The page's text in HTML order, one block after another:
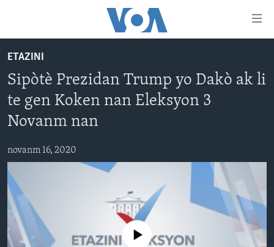
to
main
content
to
Navigation
Skip
to
Search
LÈZETAZINI
AMERIK LATIN
VIDEO
FLASHPOINT IKRÈN
Learning English
SUIV NOU
ETAZINI
Sipòtè Prezidan Trump yo Dakò ak li
te gen Koken nan Eleksyon 3
Novanm nan
novanm 16, 2020
No media source currently available